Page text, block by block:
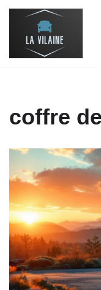
coffre